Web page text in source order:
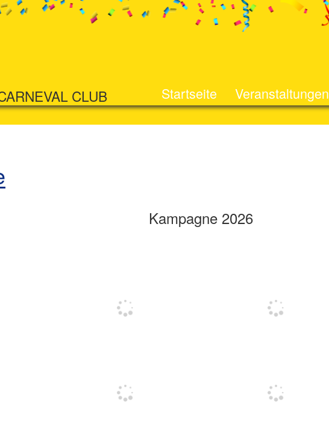
CLUB Startseite Veranstaltungen
Kampagne 2026